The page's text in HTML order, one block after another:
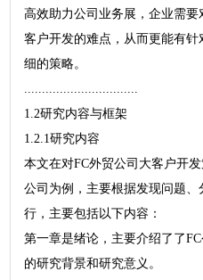
高效助力公司业务展，企业需
客户开发的难点，从而更能有
细的策略。
1.2研究内容与框架
1.2.1研究内容
本文在对FC外贸公司大客户开
公司为例，主要根据发现问题
行，主要包括以下内容：
第一章是绪论，主要介绍了了
的研究背景和研究意义。